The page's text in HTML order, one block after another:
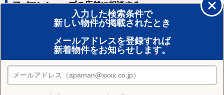
入力した検索条件で
新しい物件が掲載されたとき
メールアドレスを登録すれば
新着物件をお知らせします。
アパマンショップの店舗に相談する
賃貸のプロがお部屋探し！
おまかせ物件リクエスト
住みたい街の店舗を探す
店舗検索